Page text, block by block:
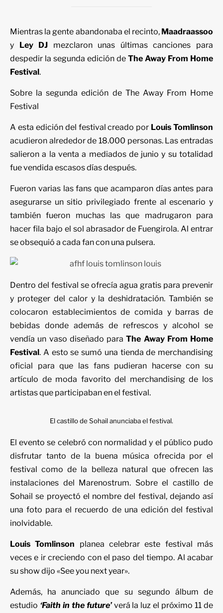
Mientras la gente abandonaba el recinto, Maadraassoo
y Ley DJ mezclaron unas últimas canciones para
despedir la segunda edición de The Away From Home
Festival.
Sobre la segunda edición de The Away From Home
Festival
A esta edición del festival creado por Louis Tomlinson
acudieron alrededor de 18.000 personas. Las entradas
salieron a la venta a mediados de junio y su totalidad
fue vendida escasos días después.
Fueron varias las fans que acamparon días antes para
asegurarse un sitio privilegiado frente al escenario y
también fueron muchas las que madrugaron para
hacer fila bajo el sol abrasador de Fuengirola. Al entrar
se obsequió a cada fan con una pulsera.
Dentro del festival se ofrecía agua gratis para prevenir
y proteger del calor y la deshidratación. También se
colocaron establecimientos de comida y barras de
bebidas donde además de refrescos y alcohol se
vendía un vaso diseñado paraThe Away From Home
Festival. A esto se sumó una tienda de merchandising
oficial para que las fans pudieran hacerse con su
artículo de moda favorito del merchandising de los
artistas que participaban en el festival.
El castillo de Sohail anunciaba el festival.
El evento se celebró con normalidad y el público pudo
disfrutar tanto de la buena música ofrecida por el
festival como de la belleza natural que ofrecen las
instalaciones del Marenostrum. Sobre el castillo de
Sohail se proyectó el nombre del festival, dejando así
una foto para el recuerdo de una edición del festival
inolvidable.
Louis Tomlinson planea celebrar este festival más
veces e ir creciendo con el paso del tiempo. Al acabar
su show dijo «See you next year».
Además, ha anunciado que su segundo álbum de
estudio ‘Faith in the future’verá la luz el próximo 11 de